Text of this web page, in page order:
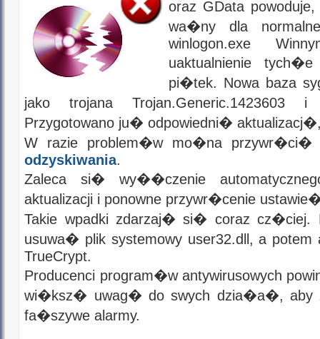
oraz GData
wa�ny dla
winlogon.exe
uaktualnienie
pi�tek. Nowa baza
jako trojana
Przygotowano ju� odpowiedni�
W razie problem�w mo�na
odzyskiwania.
Zaleca si� wy��czenie
aktualizacji i ponowne przywr�cenie
Takie wpadki zdarzaj� si� coraz cz�ciej.
usuwa� plik systemowy user32.dll, a potem
TrueCrypt.
Producenci program�w antywirusowych
wi�ksz� uwag� do swych dzia�a�, aby
fa�szywe alarmy.